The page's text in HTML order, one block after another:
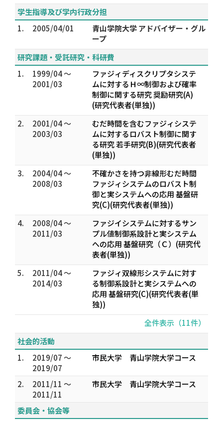
学生指導及び学内行政分担
1.
2005/04/01
青山学院大学 アドバイザー・グル
ープ
研究課題・受託研究・科研費
1.
1999/04 ～
2001/03
ファジィディスクリプタシステ
ムに対するＨ∞制御および確率
制御に関する研究 奨励研究(A)
(研究代表者(単独))
2.
2001/04 ～
2003/03
むだ時間を含むファジィシステ
ムに対するロバスト制御に関す
る研究 若手研究(B)(研究代表者
(単独))
3.
2004/04 ～
2008/03
不確かさを持つ非線形むだ時間
ファジィシステムのロバスト制
御と実システムへの応用 基盤研
究(C)(研究代表者(単独))
4.
2008/04 ～
2011/03
ファジイシステムに対するサン
プル値制御系設計と実システム
への応用 基盤研究（Ｃ）(研究代
表者(単独))
5.
2011/04 ～
2014/03
ファジィ双線形システムに対す
る制御系設計と実システムへの
応用 基盤研究(C)(研究代表者(単
独))
全件表示（11件）
社会的活動
1.
2019/07 ～
2019/07
市民大学 青山学院大学コース
2.
2011/11 ～
2011/11
市民大学 青山学院大学コース
委員会・協会等